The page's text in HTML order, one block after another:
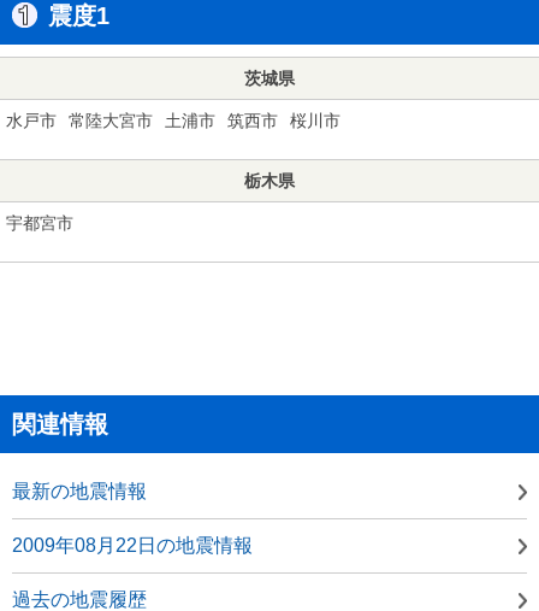
震度1
茨城県
水戸市 常陸大宮市 土浦市 筑西市 桜川市
栃木県
宇都宮市
関連情報
最新の地震情報
2009年08月22日の地震情報
過去の地震履歴